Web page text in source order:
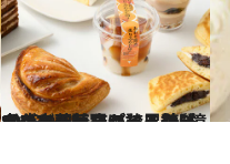
2025.9.15
【シャトレーゼ】累計6億本を突破したアイスや、SNSでも話題になったビッグな薄焼きパイ、糖質オフのチョコレートケーキなど人気店が誇る美味10点
グルメ